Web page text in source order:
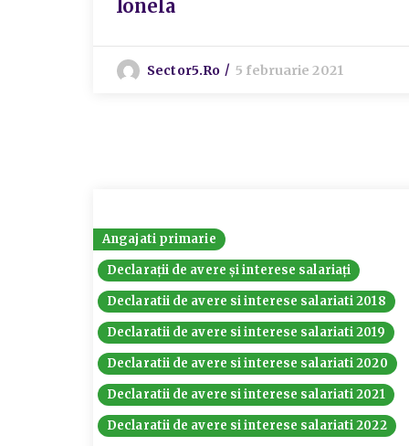
Ionela
Sector5.ro 5 februarie 2021
Angajati primarie
Declarații de avere și interese salariați
Declaratii de avere si interese salariati 2018
Declaratii de avere si interese salariati 2019
Declaratii de avere si interese salariati 2020
Declaratii de avere si interese salariati 2021
Declaratii de avere si interese salariati 2022